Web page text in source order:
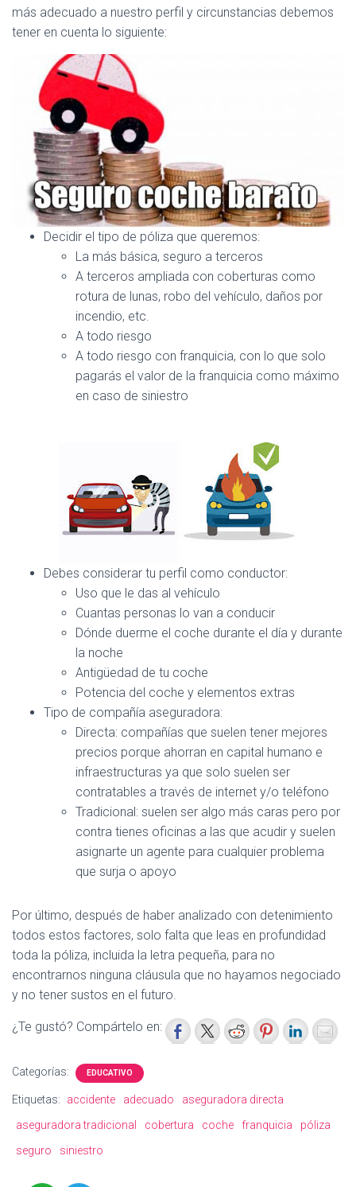
más adecuado a nuestro perfil y circunstancias debemos
tener en cuenta lo siguiente:
Decidir el tipo de póliza que queremos:
La más básica, seguro a terceros
A terceros ampliada con coberturas como
rotura de lunas, robo del vehículo, daños por
incendio, etc.
A todo riesgo
A todo riesgo con franquicia, con lo que solo
pagarás el valor de la franquicia como máximo
en caso de siniestro
Debes considerar tu perfil como conductor:
Uso que le das al vehículo
Cuantas personas lo van a conducir
Dónde duerme el coche durante el día y durante
la noche
Antigüedad de tu coche
Potencia del coche y elementos extras
Tipo de compañía aseguradora:
Directa: compañías que suelen tener mejores
precios porque ahorran en capital humano e
infraestructuras ya que solo suelen ser
contratables a través de internet y/o teléfono
Tradicional: suelen ser algo más caras pero por
contra tienes oficinas a las que acudir y suelen
asignarte un agente para cualquier problema
que surja o apoyo
Por último, después de haber analizado con detenimiento
todos estos factores, solo falta que leas en profundidad
toda la póliza, incluida la letra pequeña, para no
encontrarnos ninguna cláusula que no hayamos negociado
y no tener sustos en el futuro.
¿Te gustó? Compártelo en:
Categorías: EDUCATIVO
Etiquetas: accidente adecuado
aseguradora directa
aseguradora tradicional
cobertura coche franquicia
póliza
seguro
siniestro